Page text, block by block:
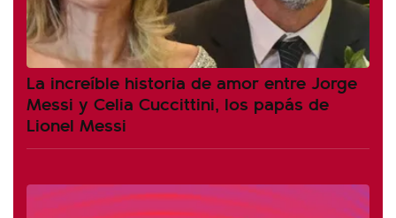
La increíble historia de amor entre Jorge
Messi y Celia Cuccittini, los papás de
Lionel Messi